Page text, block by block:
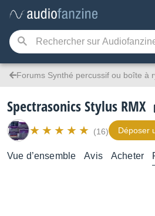
Forums Synthé percussif ou boîte à
Spectrasonics Stylus RMX
(16) Déposer
Vue d’ensemble Avis Acheter